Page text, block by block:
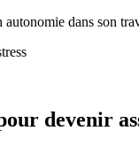
dans son
devenir